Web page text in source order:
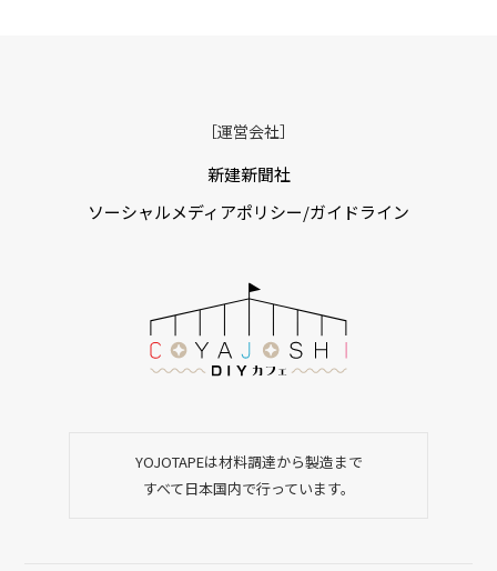
［運営会社］
新建新聞社
ソーシャルメディアポリシー/ガイドライン
YOJOTAPEは材料調達から製造まで
すべて日本国内で行っています。